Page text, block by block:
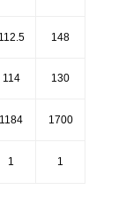
112.5 148
114 130
1184 1700
1 1